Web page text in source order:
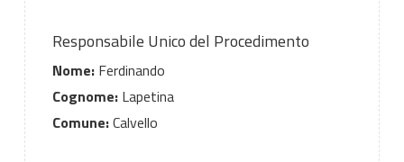
Responsabile Unico del Procedimento
Nome:Ferdinando
Cognome:Lapetina
Comune:Calvello